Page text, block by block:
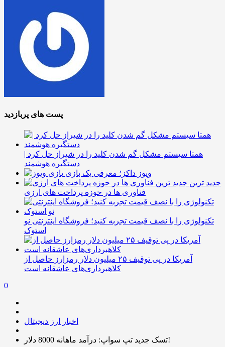
پست های پربازدید
همتا سیستم مشکل گم شدن کلید را در شیراز حل کرد |
دستگیره هوشمند
ویوز داکز؛ معرفی یک بازی
جدید ترین
فناوری ها در حوزه پرداخت های ارزی
تکنولوژی را با نصف قیمت تجربه کنید؛ فروشگاه اینترنتی نو
استوک
آمریکا در پی توقیف ۲۵ میلیون دلار رمزارز حاصل از
کلاهبرداری‌های عاشقانه است
0
اخبار ارز دیجیتال
تسک جدید تپ سواپ: درآمد ماهانه 8000 دلار!